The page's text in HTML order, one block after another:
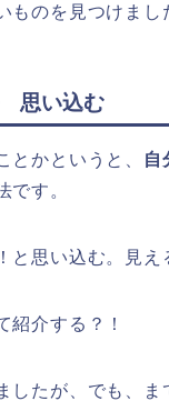
ものを見つけまし
思い込む
とかというと、 自
です。
と思い込む。見え
紹介する？！
したが、でも、ま